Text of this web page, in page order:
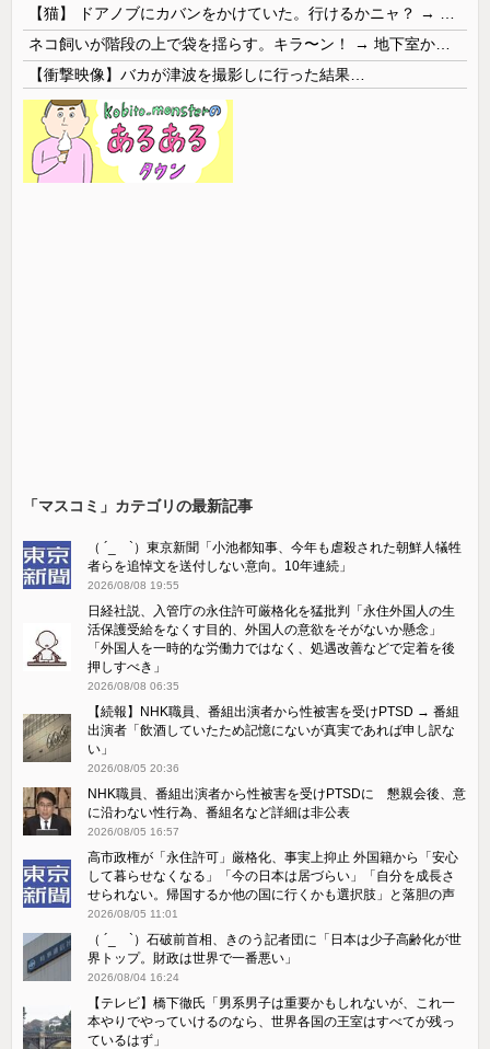
【衝撃映像】バカが津波を撮影しに行った結果…
「マスコミ」カテゴリの最新記事
（ ´_ゝ`）東京新聞「小池都知事、今年も虐殺された朝鮮人犠牲
者らを追悼文を送付しない意向。10年連続」
2026/08/08 19:55
日経社説、入管庁の永住許可厳格化を猛批判「永住外国人の生
活保護受給をなくす目的、外国人の意欲をそがないか懸念」
「外国人を一時的な労働力ではなく、処遇改善などで定着を後
押しすべき」
2026/08/08 06:35
【続報】NHK職員、番組出演者から性被害を受けPTSD → 番組
出演者「飲酒していたため記憶にないが真実であれば申し訳な
い」
2026/08/05 20:36
NHK職員、番組出演者から性被害を受けPTSDに 懇親会後、意
に沿わない性行為、番組名など詳細は非公表
2026/08/05 16:57
高市政権が「永住許可」厳格化、事実上抑止 外国籍から「安心
して暮らせなくなる」「今の日本は居づらい」「自分を成長さ
せられない。帰国するか他の国に行くかも選択肢」と落胆の声
2026/08/05 11:01
（ ´_ゝ`）石破前首相、きのう記者団に「日本は少子高齢化が世
界トップ。財政は世界で一番悪い」
2026/08/04 16:24
【テレビ】橋下徹氏「男系男子は重要かもしれないが、これ一
本やりでやっていけるのなら、世界各国の王室はすべてが残っ
ているはず」